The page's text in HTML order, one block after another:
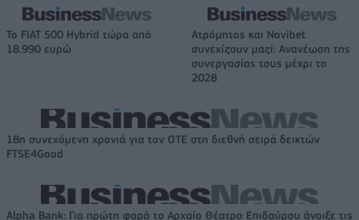
Το FIAT 500 Hybrid τώρα από
18.990 ευρώ
Ατρόμητος και Novibet
συνεχίζουν μαζί: Ανανέωση της
συνεργασίας τους μέχρι το
2028
18η συνεχόμενη χρονιά για τον ΟΤΕ στη διεθνή σειρά δεικτών
FTSE4Good
Alpha Bank: Για πρώτη φορά το Αρχαίο Θέατρο Επιδαύρου άνοιξε τις